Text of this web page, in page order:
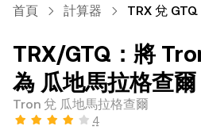
首頁 計算器 TRX 兌 GTQ
TRX/GTQ：將
為 瓜地馬拉格查爾
Tron 兌 瓜地馬拉格查爾
4